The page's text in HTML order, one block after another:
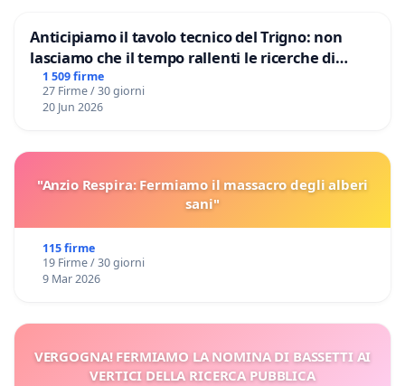
Anticipiamo il tavolo tecnico del Trigno: non
lasciamo che il tempo rallenti le ricerche di
Domenico Racanati
1 509 firme
27 Firme / 30 giorni
20 Jun 2026
"Anzio Respira: Fermiamo il massacro degli alberi
sani"
115 firme
19 Firme / 30 giorni
9 Mar 2026
VERGOGNA! FERMIAMO LA NOMINA DI BASSETTI AI
VERTICI DELLA RICERCA PUBBLICA